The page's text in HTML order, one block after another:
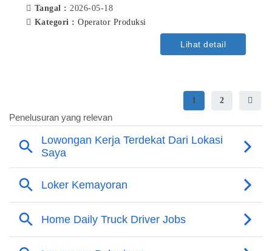
Tangal : 2026-05-18
Kategori : Operator Produksi
Lihat detail
1 2